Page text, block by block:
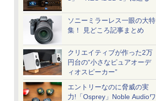
ソニーミラーレス一眼の大特
集！ 見どころ記事まとめ
クリエイティブが作った2万
円台の“小さなピュアオーデ
ィオスピーカー”
エントリーなのに脅威の実
力!「Osprey」Noble Audioワ